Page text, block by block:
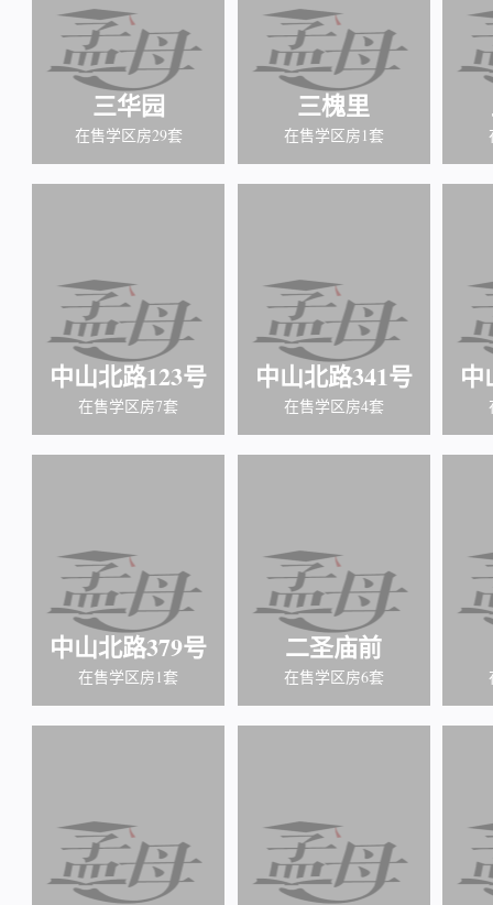
三华园
在售学区房29套
三槐里
在售学区房1套
中山北路123号
在售学区房7套
中山北路341号
在售学区房4套
中
中山北路379号
在售学区房1套
二圣庙前
在售学区房6套